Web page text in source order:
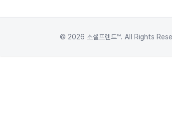
© 2026 소셜프렌드™. All Rights